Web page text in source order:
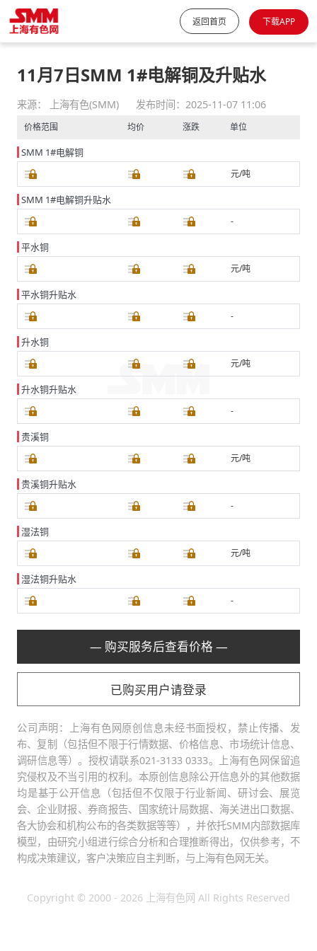
返回首页 下载APP
11月7日SMM 1#电解铜及升贴水
来源： 上海有色(SMM) 发布时间：2025-11-07 11:06
价格范围 均价 涨跌 单位
SMM 1#电解铜
元/吨
SMM 1#电解铜升贴水
-
平水铜
元/吨
平水铜升贴水
-
升水铜
元/吨
升水铜升贴水
-
贵溪铜
元/吨
贵溪铜升贴水
-
湿法铜
元/吨
湿法铜升贴水
-
— 购买服务后查看价格 —
已购买用户请登录
公司声明：上海有色网原创信息未经书面授权，禁止传播、发
布、复制（包括但不限于行情数据、价格信息、市场统计信息、
调研信息等）。授权请联系021-3133 0333。上海有色网保留追
究侵权及不当引用的权利。本原创信息除公开信息外的其他数据
均是基于公开信息（包括但不仅限于行业新闻、研讨会、展览
会、企业财报、券商报告、国家统计局数据、海关进出口数据、
各大协会和机构公布的各类数据等等），并依托SMM内部数据库
模型，由研究小组进行综合分析和合理推断得出，仅供参考，不
构成决策建议，客户决策应自主判断，与上海有色网无关。
Copyright © 2000 - 2026 上海有色网 All Rights Reserved